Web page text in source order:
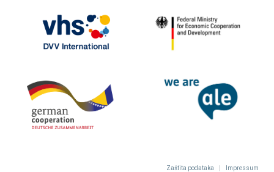
Zaštita podataka Impressum